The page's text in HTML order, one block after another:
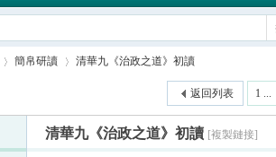
簡帛研讀
›
清華九《治政之道》初讀
1 ...
返回列表
清華九《治政之道》初讀 [複製鏈接]